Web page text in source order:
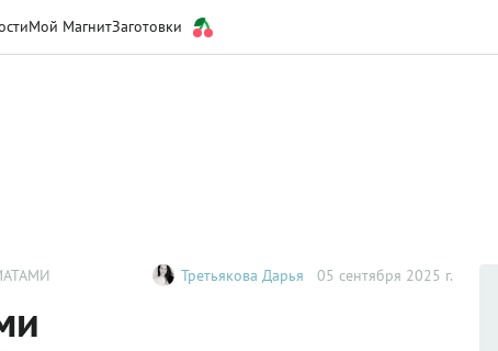
Мой МагнитЗаготовки
Третьякова Дарья 05 сентября 2025 г.